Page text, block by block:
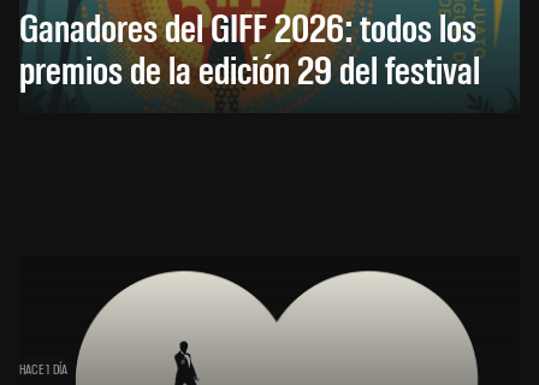
Ganadores del GIFF 2026: todos los
premios de la edición 29 del festival
HACE 1 DÍA